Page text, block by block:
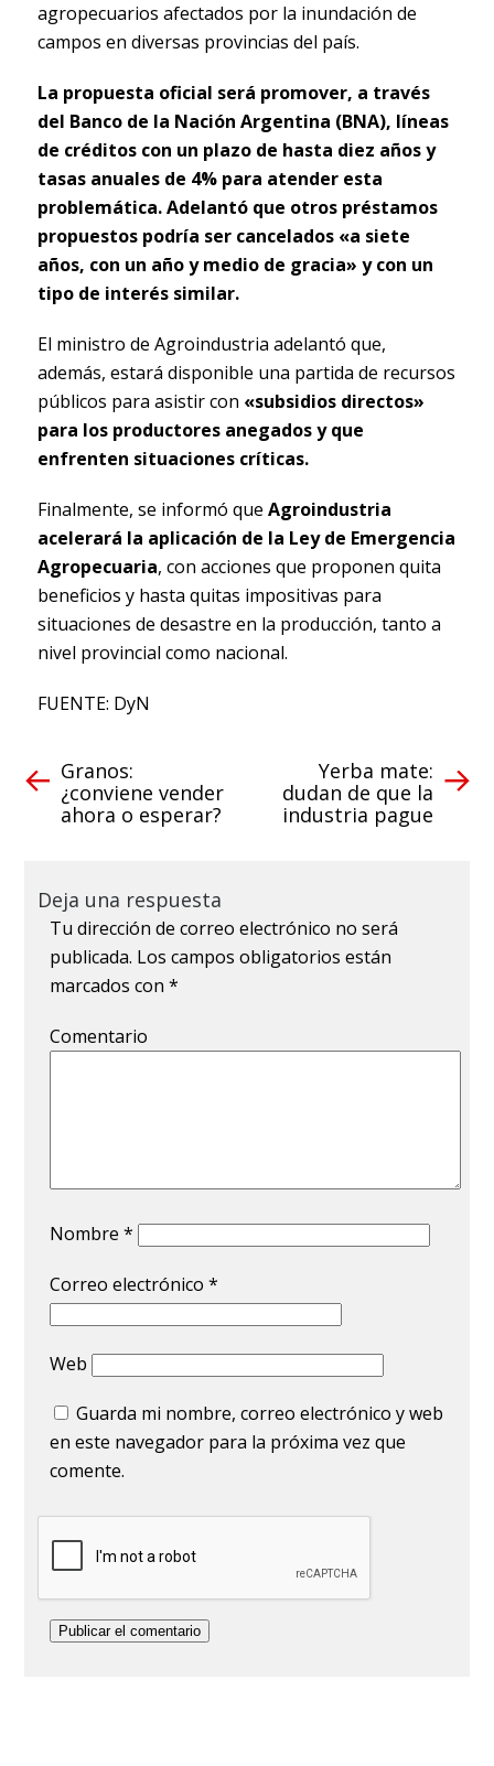
agropecuarios afectados por la inundación de
campos en diversas provincias del país.
La propuesta oficial será promover, a través
del Banco de la Nación Argentina (BNA), líneas
de créditos con un plazo de hasta diez años y
tasas anuales de 4% para atender esta
problemática. Adelantó que otros préstamos
propuestos podría ser cancelados «a siete
años, con un año y medio de gracia» y con un
tipo de interés similar.
El ministro de Agroindustria adelantó que,
además, estará disponible una partida de recursos
públicos para asistir con «subsidios directos»
para los productores anegados y que
enfrenten situaciones críticas.
Finalmente, se informó que Agroindustria
acelerará la aplicación de la Ley de Emergencia
Agropecuaria, con acciones que proponen quita
beneficios y hasta quitas impositivas para
situaciones de desastre en la producción, tanto a
nivel provincial como nacional.
FUENTE: DyN
Granos:
¿conviene vender
ahora o esperar?
Yerba mate:
dudan de que la
industria pague
Deja una respuesta
Tu dirección de correo electrónico no será
publicada. Los campos obligatorios están
marcados con*
Comentario
Nombre*
Correo electrónico*
Web
Guarda mi nombre, correo electrónico y web
en este navegador para la próxima vez que
comente.